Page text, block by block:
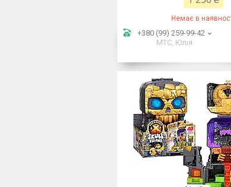
Немає в
+380 (99) 259-99-42
МТС, Юлія